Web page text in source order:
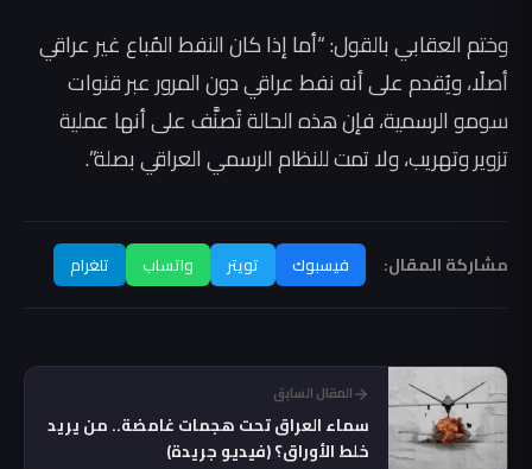
وختم العقابي بالقول: “أما إذا كان النفط المُباع غير عراقي
أصلًا، ويُقدم على أنه نفط عراقي دون المرور عبر قنوات
سومو الرسمية، فإن هذه الحالة تُصنَّف على أنها عملية
تزوير وتهريب، ولا تمت للنظام الرسمي العراقي بصلة”.
مشاركة المقال: فيسبوك تويتر واتساب تلغرام
المقال السابق
سماء العراق تحت هجمات غامضة.. من يريد
خلط الأوراق؟ (فيديو جريدة)